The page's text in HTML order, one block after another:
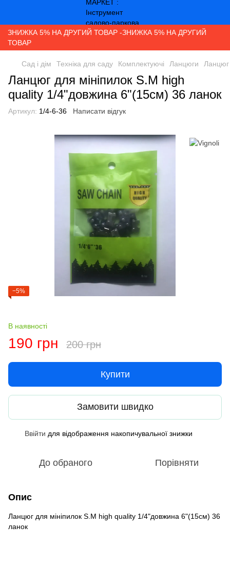
ЗНИЖКА 5% НА ДРУГИЙ ТОВАР -ЗНИЖКА 5% НА ДРУГИЙ
ТОВАР
Сад і дім Техніка для саду Комплектуючі Ланцюги
Ланцюг для мініпилок S.M high
quality 1/4"довжина 6"(15см) 36 ланок
Артикул: 1/4-6-36 Написати відгук
−5%
В наявності
190 грн 200 грн
Купити
Замовити швидко
Ввійти для відображення накопичувальної знижки
До обраного Порівняти
Опис
Ланцюг для мініпилок S.M high quality 1/4"довжина 6"(15см) 36
ланок